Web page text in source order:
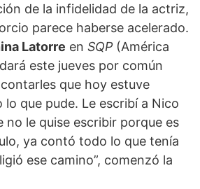
de la infidelidad de la actriz,
parece haberse acelerado.
Latorre en SQP (América
este jueves por común
que hoy estuve
que pude. Le escribí a Nico
no le quise escribir porque es
ya contó todo lo que tenía
ese camino”, comenzó la